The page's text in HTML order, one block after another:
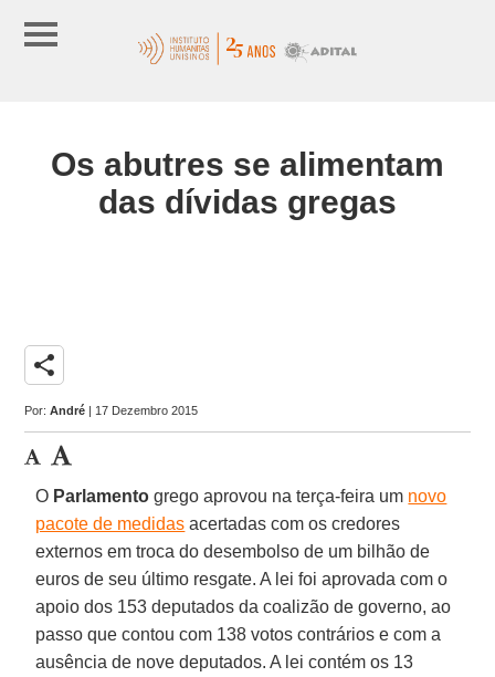
Os abutres se alimentam
das dívidas gregas
share
Por:André | 17 Dezembro 2015
O Parlamento grego aprovou na terça-feira um novo
pacote de medidas acertadas com os credores
externos em troca do desembolso de um bilhão de
euros de seu último resgate. A lei foi aprovada com o
apoio dos 153 deputados da coalizão de governo, ao
passo que contou com 138 votos contrários e com a
ausência de nove deputados. A lei contém os 13